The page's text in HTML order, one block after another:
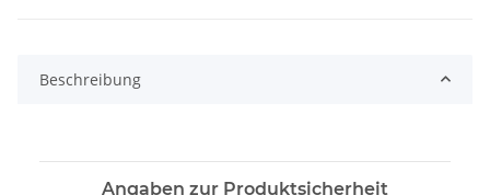
Beschreibung
Angaben zur Produktsicherheit